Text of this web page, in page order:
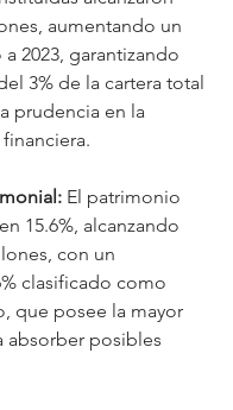
aumentando un
a 2023, garantizando
3% de la cartera total
prudencia en la
El patrimonio
15.6%, alcanzando
con un
clasificado como
que posee la mayor
absorber posibles